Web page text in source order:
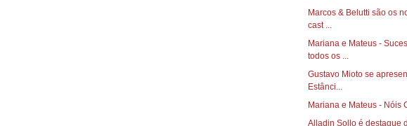
Marcos & Belutti são os
cast ...
Mariana e Mateus -
todos os ...
Gustavo Mioto se
Estânci...
Mariana e Mateus - Nóis
Alladin Sollo é destaque